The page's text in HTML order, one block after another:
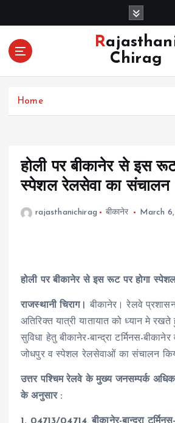
o
Rajasthani
Chirag
Home
होली पर बीकानेर से इस
स्पेशल रेलसेवा का संचालन
rajasthanichirag बीकानेर March
होली पर बीकानेर से इस रूट पर होगा
राजस्थानी चिराग। बीकानेर। रेलवे प्रशासन
अतिरिक्त यात्री यातायात को ध्यान मे रखते
सुविधा हेतु बीकानेर-बान्द्रा टर्मिनस-
जोधपुर व स्पेशल रेलसेवाओं का संचालन
उत्तर पश्चिम रेलवे के मुख्य जनसम्पर्क
के अनुसार :